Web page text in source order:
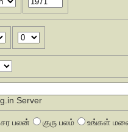
Server
பலன் குரு பலம் உங்கள்